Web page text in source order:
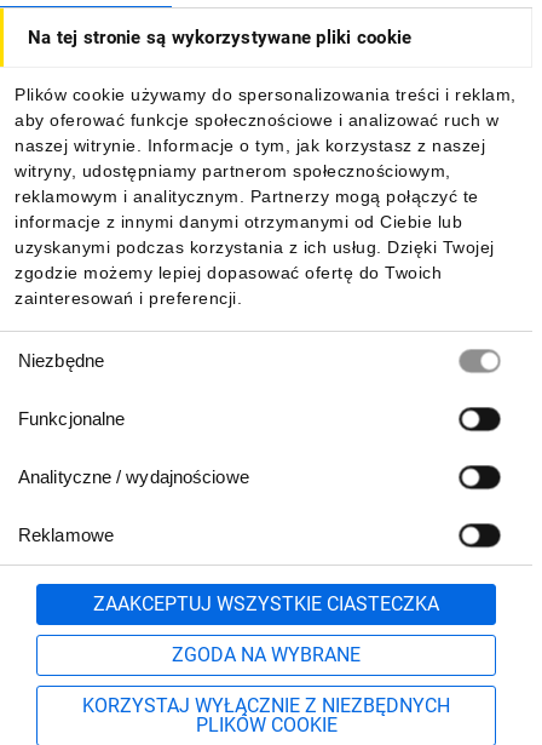
Na tej stronie są wykorzystywane pliki cookie
Plików cookie używamy do spersonalizowania treści i reklam,
aby oferować funkcje społecznościowe i analizować ruch w
naszej witrynie. Informacje o tym, jak korzystasz z naszej
witryny, udostępniamy partnerom społecznościowym,
reklamowym i analitycznym. Partnerzy mogą połączyć te
informacje z innymi danymi otrzymanymi od Ciebie lub
uzyskanymi podczas korzystania z ich usług. Dzięki Twojej
zgodzie możemy lepiej dopasować ofertę do Twoich
zainteresowań i preferencji.
zgody
Niezbędne
Funkcjonalne
Analityczne / wydajnościowe
Reklamowe
ZAAKCEPTUJ WSZYSTKIE CIASTECZKA
ZGODA NA WYBRANE
KORZYSTAJ WYŁĄCZNIE Z NIEZBĘDNYCH
PLIKÓW COOKIE
Informacje
Pobierz naszą aplikację mobilną:
801 500 700 lub
71 37 61 600
Formularz kontaktowy